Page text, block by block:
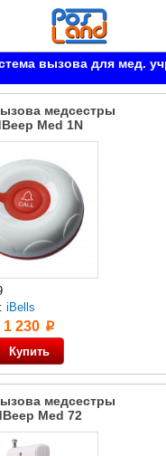
вызова для мед.
медсестры
Med 1N
iBells
1 230 p
медсестры
Med 72